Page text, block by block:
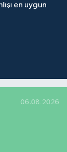
en uygun
06.08.2026